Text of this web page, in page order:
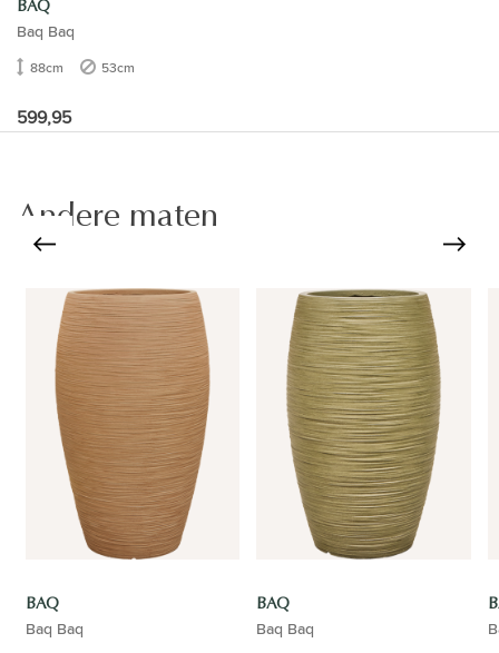
BAQ
Baq Baq
88cm 53cm
599,95
Andere maten
BAQ
Baq Baq
BAQ
Baq Baq